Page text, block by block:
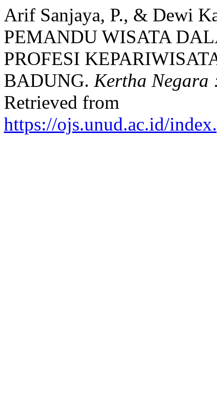
Arif Sanjaya, P., & Dewi
PEMANDU WISATA
PROFESI
BADUNG. Kertha
Retrieved from
https://ojs.unud.ac.id/